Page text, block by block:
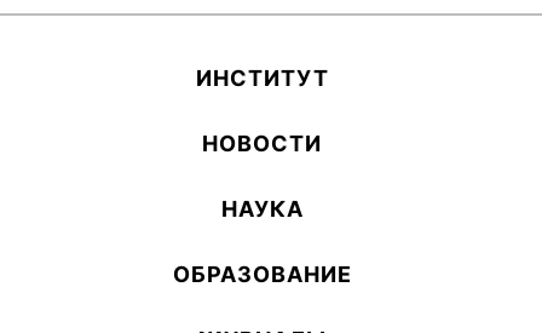
ИН­СТИ­ТУТ
НОВОСТИ
НАУКА
ОБ­РА­ЗОВА­НИЕ